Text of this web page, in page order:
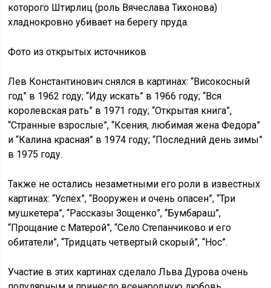
которого Штирлиц (роль Вячеслава Тихонова)
хладнокровно убивает на берегу пруда.
Фото из открытых источников
Лев Константинович снялся в картинах: “Високосный
год” в 1962 году; “Иду искать” в 1966 году; “Вся
королевская рать” в 1971 году; “Открытая книга”,
“Странные взрослые”, “Ксения, любимая жена Федора”
и “Калина красная” в 1974 году; “Последний день зимы”
в 1975 году.
Также не остались незаметными его роли в известных
картинах: “Успех”, “Вооружен и очень опасен”, “Три
мушкетера”, “Рассказы Зощенко”, “Бумбараш”,
“Прощание с Матерой”, “Село Степанчиково и его
обитатели”, “Тридцать четвертый скорый”, “Нос”.
Участие в этих картинах сделало Льва Дурова очень